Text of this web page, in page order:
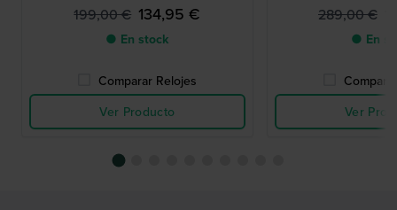
199,00 € 134,95 €
● En stock
Comparar Relojes
Ver Producto
289,00 €
● En
Ver